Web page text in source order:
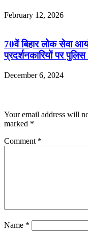
February 12, 2026
70वें बिहार लोक सेवा
प्रदर्शनकारियों पर पुलिस
December 6, 2024
Your email address will
marked *
Comment *
Name *